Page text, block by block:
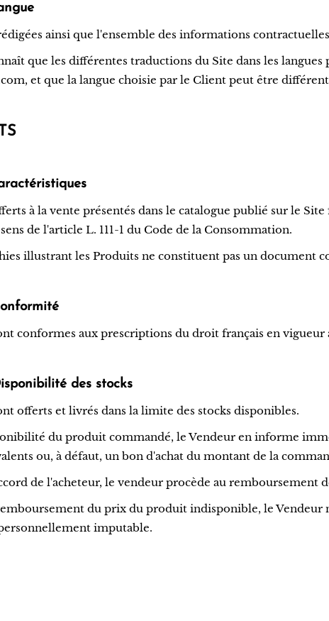
ainsi que l'ensemble des informations
que les différentes traductions du Site dans les
et que la langue choisie par le Client peut être
à la vente présentés dans le catalogue publié sur le
de l'article L. 111-1 du Code de la Consommation.
illustrant les Produits ne constituent pas un document
conformes aux prescriptions du droit français en
des stocks
offerts et livrés dans la limite des stocks disponibles.
du produit commandé, le Vendeur en informe
ou, à défaut, un bon d'achat du montant de la
de l'acheteur, le vendeur procède au remboursement
du prix du produit indisponible, le
imputable.